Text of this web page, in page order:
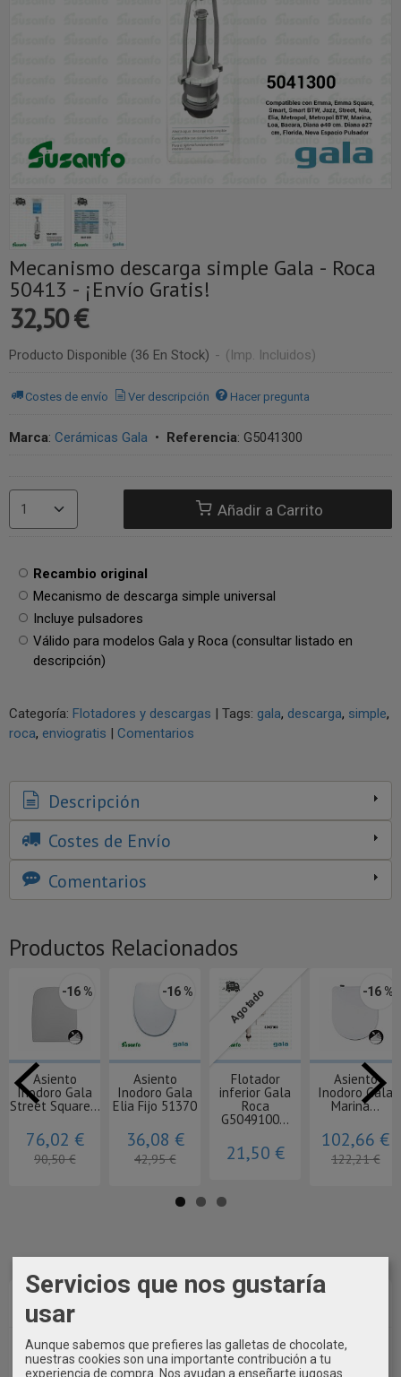
Mecanismo descarga simple Gala - Roca
50413 - ¡Envío Gratis!
32,50 €
Producto Disponible (36 En Stock) - (Imp. Incluidos)
Costes de envío Ver descripción Hacer pregunta
Marca: Cerámicas Gala • Referencia: G5041300
Añadir a Carrito
Recambio original
Mecanismo de descarga simple universal
Incluye pulsadores
Válido para modelos Gala y Roca (consultar listado en
descripción)
Categoría: Flotadores y descargas | Tags: gala descarga simple
roca enviogratis | Comentarios
Descripción
Costes de Envío
Comentarios
Productos Relacionados
-16 %
Asiento
Inodoro Gala
Street Square...
76,02 €
90,50 €
-16 %
Asiento
Inodoro Gala
Elia Fijo 51370
36,08 €
42,95 €
Agotado
Flotador
inferior Gala
Roca
G5049100...
21,50 €
-16 %
Asiento
Inodoro Gala
Marina...
102,66 €
122,21 €
Servicios que nos gustaría
usar
Aunque sabemos que prefieres las galletas de chocolate,
nuestras cookies son una importante contribución a tu
experiencia de compra. Nos ayudan a enseñarte jugosas